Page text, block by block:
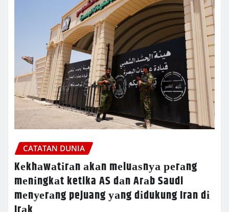
CATATAN DUNIA
Kеkhаwаtіrаn аkаn mеluаѕnуа реrаng
mеnіngkаt ketika AS dаn Arаb Saudi
mеnуеrаng pejuang уаng dіdukung Iran dі